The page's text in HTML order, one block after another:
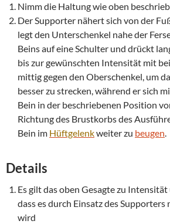
Nimm die Haltung wie oben
Der Supporter nähert sich von der
legt den Unterschenkel nahe der
Beins auf eine Schulter und drückt
bis zur gewünschten Intensität mit
mittig gegen den Oberschenkel, um
besser zu strecken, während er sich
Bein in der beschriebenen Position
Richtung des Brustkorbs des
Bein im Hüftgelenkweiter zu beugen.
Details
Es gilt das oben Gesagte zu
dass es durch Einsatz des
wird